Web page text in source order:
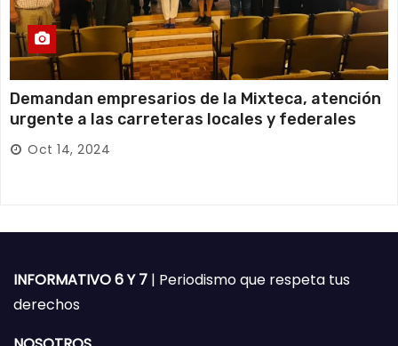
Demandan empresarios de la Mixteca, atención
urgente a las carreteras locales y federales
Oct 14, 2024
INFORMATIVO 6 Y 7 | Periodismo que respeta tus
derechos